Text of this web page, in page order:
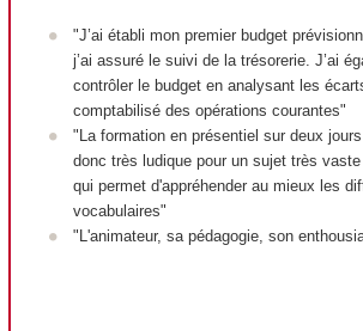
"J’ai établi mon premier budget
j’ai assuré le suivi de la trésorerie. J’ai
contrôler le budget en analysant les
comptabilisé des opérations courantes"
"La formation en présentiel sur deux
donc très ludique pour un sujet très
qui permet d'appréhender au mieux les
vocabulaires"
"L'animateur, sa pédagogie, son